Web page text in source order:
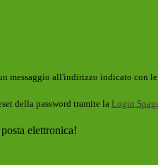
messaggio all'indirizzo indicato con
della password tramite la Login
elettronica!